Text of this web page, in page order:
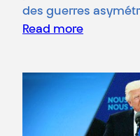
des guerres
Read more